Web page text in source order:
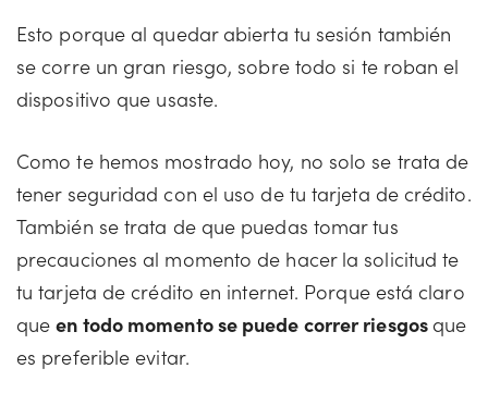
Esto porque al quedar abierta tu sesión también
se corre un gran riesgo, sobre todo si te roban el
dispositivo que usaste.
Como te hemos mostrado hoy, no solo se trata de
tener seguridad con el uso de tu tarjeta de crédito.
También se trata de que puedas tomar tus
precauciones al momento de hacer la solicitud te
tu tarjeta de crédito en internet. Porque está claro
queen todo momento se puede correr riesgos que
es preferible evitar.